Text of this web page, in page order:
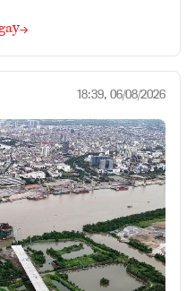
18:39, 06/08/2026